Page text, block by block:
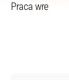
Praca wre